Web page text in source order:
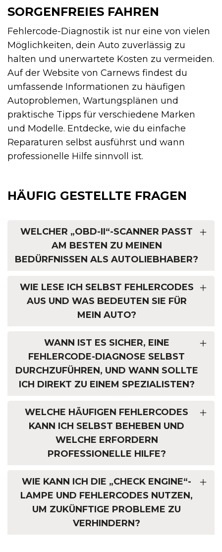
SORGENFREIES FAHREN
Fehlercode-Diagnostik ist nur eine von vielen
Möglichkeiten, dein Auto zuverlässig zu
halten und unerwartete Kosten zu vermeiden.
Auf der Website von Carnews findest du
umfassende Informationen zu häufigen
Autoproblemen, Wartungsplänen und
praktische Tipps für verschiedene Marken
und Modelle. Entdecke, wie du einfache
Reparaturen selbst ausführst und wann
professionelle Hilfe sinnvoll ist.
HÄUFIG GESTELLTE FRAGEN
WELCHER „OBD-II“-SCANNER PASST
AM BESTEN ZU MEINEN
BEDÜRFNISSEN ALS AUTOLIEBHABER?
WIE LESE ICH SELBST FEHLERCODES
AUS UND WAS BEDEUTEN SIE FÜR
MEIN AUTO?
WANN IST ES SICHER, EINE
FEHLERCODE-DIAGNOSE SELBST
DURCHZUFÜHREN, UND WANN SOLLTE
ICH DIREKT ZU EINEM SPEZIALISTEN?
WELCHE HÄUFIGEN FEHLERCODES
KANN ICH SELBST BEHEBEN UND
WELCHE ERFORDERN
PROFESSIONELLE HILFE?
WIE KANN ICH DIE „CHECK ENGINE“-
LAMPE UND FEHLERCODES NUTZEN,
UM ZUKÜNFTIGE PROBLEME ZU
VERHINDERN?